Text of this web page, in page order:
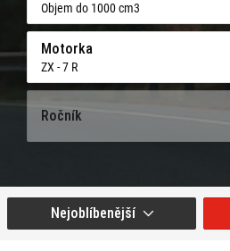
Objem do 1000 cm3
Motorka
ZX - 7 R
Ročník
Nejoblíbenější